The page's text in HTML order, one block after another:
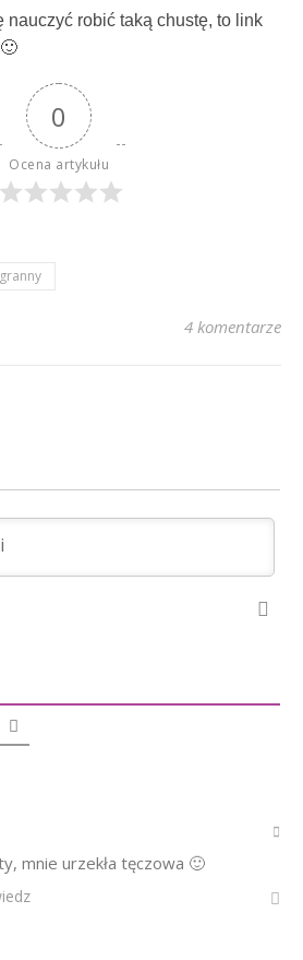
nauczyć robić taką chustę, to link
🙂
0
Ocena artykułu
4 komentarze
mnie urzekła tęczowa 🙂